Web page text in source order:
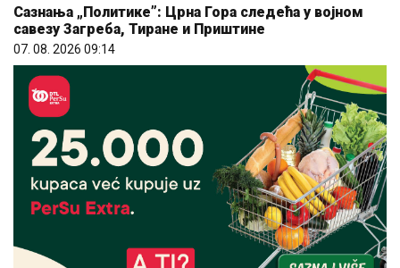
Сазнања „Политике”: Црна Гора следећа у војном
савезу Загреба, Тиране и Приштине
07. 08. 2026 09:14